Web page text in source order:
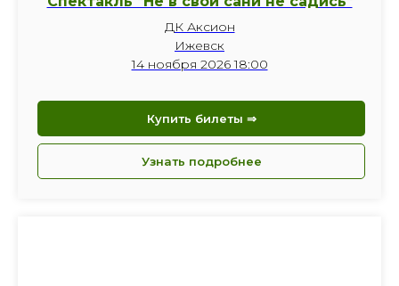
ДК Аксион
Ижевск
14 ноября 2026 18:00
Купить билеты ⇒
Узнать подробнее